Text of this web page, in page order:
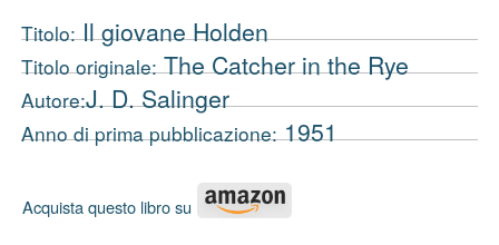
Titolo:Il giovane Holden
Titolo originale:The Catcher in the Rye
Autore:J. D. Salinger
Anno di prima pubblicazione:1951
Acquista questo libro su